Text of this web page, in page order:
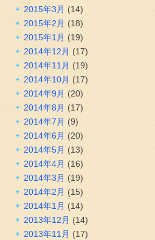
2015年3月 (14)
2015年2月 (18)
2015年1月 (19)
2014年12月 (17)
2014年11月 (19)
2014年10月 (17)
2014年9月 (20)
2014年8月 (17)
2014年7月 (9)
2014年6月 (20)
2014年5月 (13)
2014年4月 (16)
2014年3月 (19)
2014年2月 (15)
2014年1月 (14)
2013年12月 (14)
2013年11月 (17)